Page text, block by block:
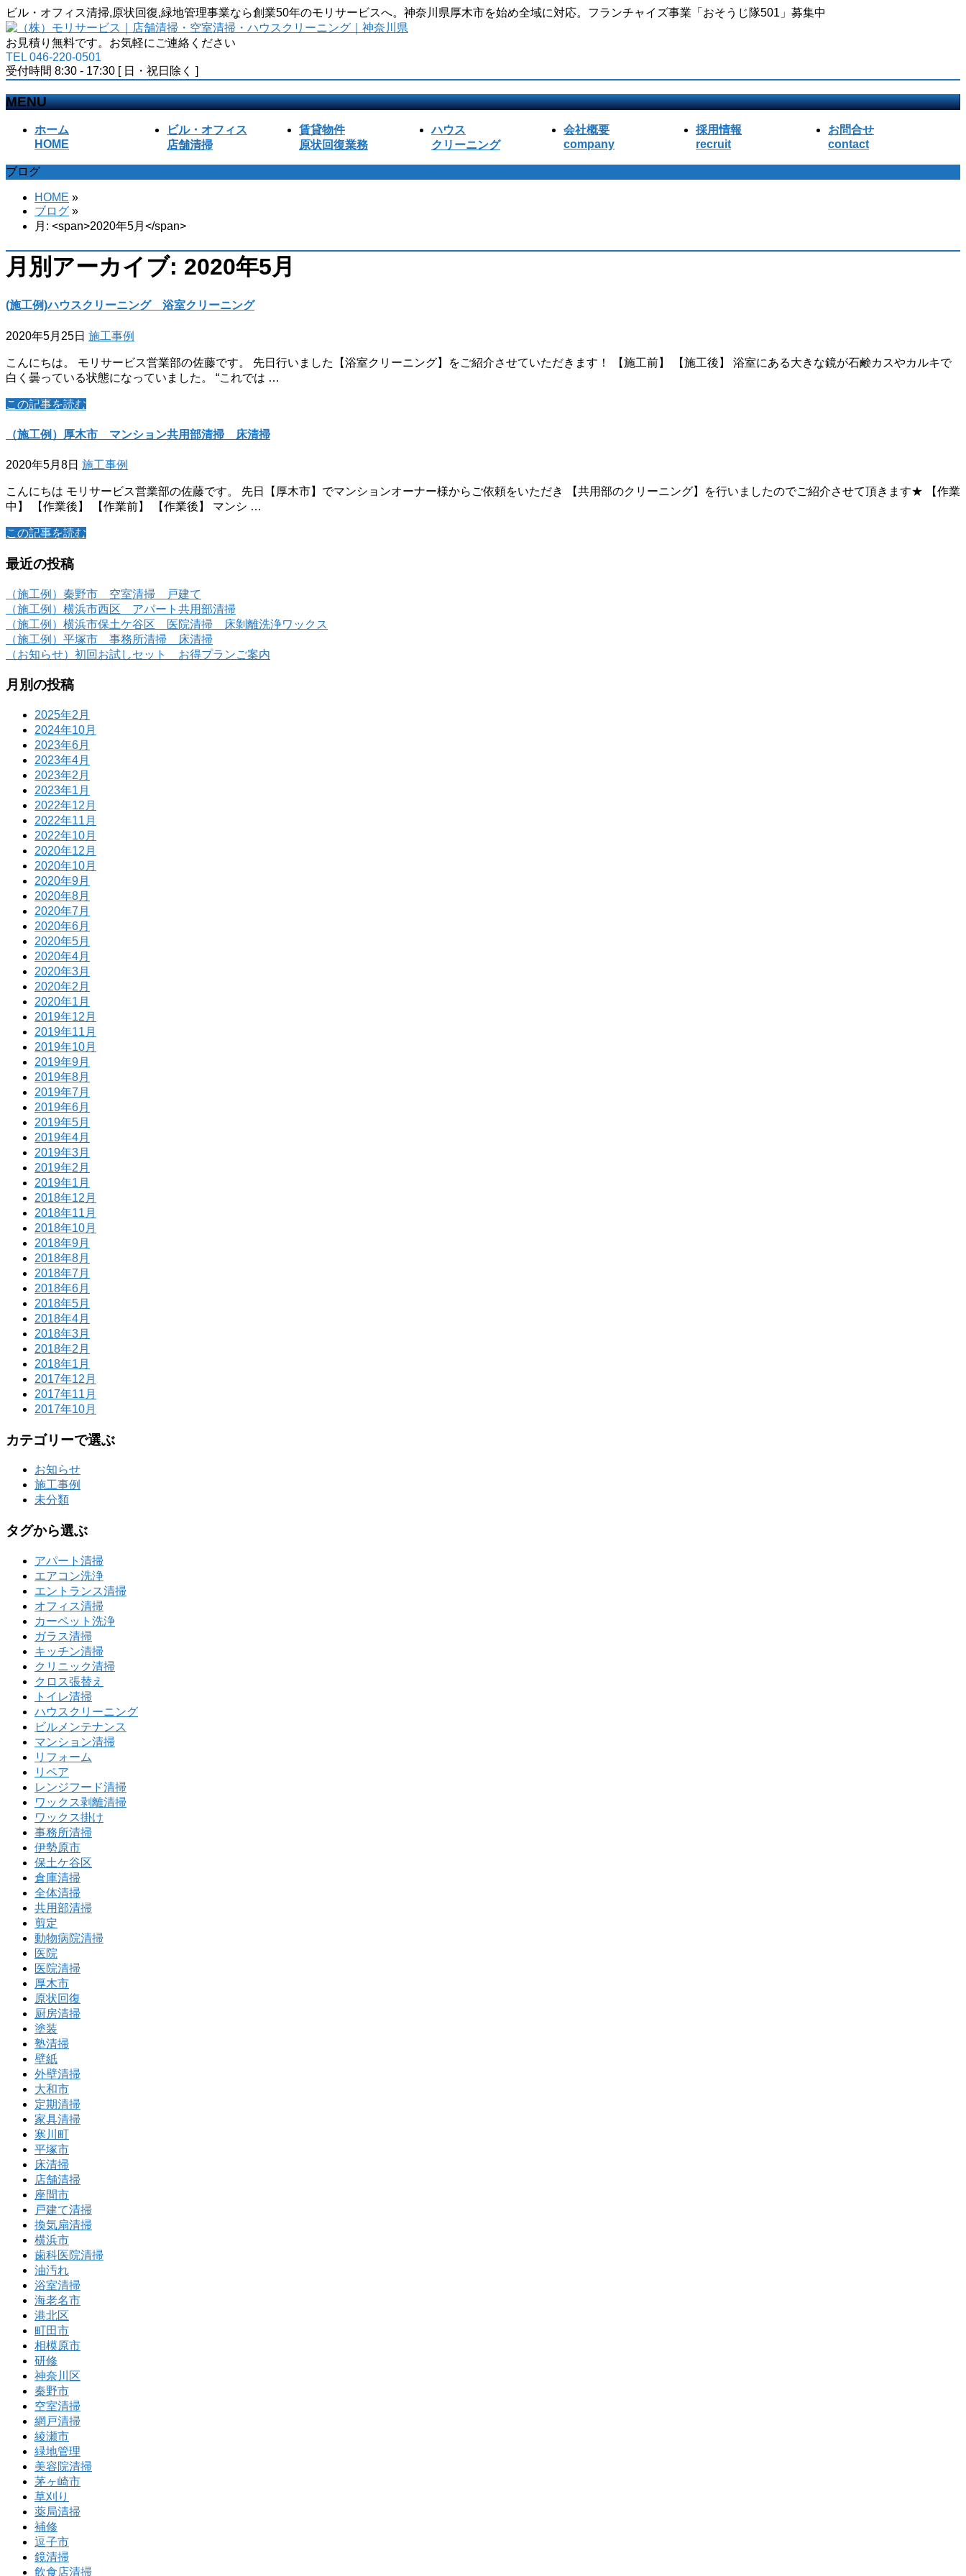
ビル・オフィス清掃,原状回復,緑地管理事業なら創業50年のモリサービスへ。神奈川県厚木市を始め全域に対応。フランチャイズ事業「おそうじ隊501」募集中
お見積り無料です。お気軽にご連絡ください
TEL 046-220-0501
受付時間 8:30 - 17:30 [ 日・祝日除く ]
MENU
ー
ホーム
HOME
ビル・オフィス
店舗清掃
賃貸物件
原状回復業務
ハウス
クリーニング
会社概要
company
採用情報
recruit
お問合せ
contact
ブログ
HOME »
ブログ »
月: <span>2020年5月</span>
月別アーカイブ: 2020年5月
(施工例)ハウスクリーニング 浴室クリーニング
2020年5月25日 施工事例
こんにちは。 モリサービス営業部の佐藤です。 先日行いました【浴室クリーニング】をご紹介させていただきます！ 【施工前】 【施工後】 浴室にある大きな鏡が石鹸カスやカルキで
白く曇っている状態になっていました。 “これでは …
この記事を読む
（施工例）厚木市 マンション共用部清掃 床清掃
2020年5月8日 施工事例
こんにちは モリサービス営業部の佐藤です。 先日【厚木市】でマンションオーナー様からご依頼をいただき 【共用部のクリーニング】を行いましたのでご紹介させて頂きます★ 【作業
中】 【作業後】 【作業前】 【作業後】 マンシ …
この記事を読む
最近の投稿
（施工例）秦野市 空室清掃 戸建て
（施工例）横浜市西区 アパート共用部清掃
（施工例）横浜市保土ケ谷区 医院清掃 床剝離洗浄ワックス
（施工例）平塚市 事務所清掃 床清掃
（お知らせ）初回お試しセット お得プランご案内
月別の投稿
2025年2月
2024年10月
2023年6月
2023年4月
2023年2月
2023年1月
2022年12月
2022年11月
2022年10月
2020年12月
2020年10月
2020年9月
2020年8月
2020年7月
2020年6月
2020年5月
2020年4月
2020年3月
2020年2月
2020年1月
2019年12月
2019年11月
2019年10月
2019年9月
2019年8月
2019年7月
2019年6月
2019年5月
2019年4月
2019年3月
2019年2月
2019年1月
2018年12月
2018年11月
2018年10月
2018年9月
2018年8月
2018年7月
2018年6月
2018年5月
2018年4月
2018年3月
2018年2月
2018年1月
2017年12月
2017年11月
2017年10月
カテゴリーで選ぶ
お知らせ
施工事例
未分類
タグから選ぶ
アパート清掃
エアコン洗浄
エントランス清掃
オフィス清掃
カーペット洗浄
ガラス清掃
キッチン清掃
クリニック清掃
クロス張替え
トイレ清掃
ハウスクリーニング
ビルメンテナンス
マンション清掃
リフォーム
リペア
レンジフード清掃
ワックス剥離清掃
ワックス掛け
事務所清掃
伊勢原市
保土ケ谷区
倉庫清掃
全体清掃
共用部清掃
剪定
動物病院清掃
医院
医院清掃
厚木市
原状回復
厨房清掃
塗装
塾清掃
壁紙
外壁清掃
大和市
定期清掃
家具清掃
寒川町
平塚市
床清掃
店舗清掃
座間市
戸建て清掃
換気扇清掃
横浜市
歯科医院清掃
油汚れ
浴室清掃
海老名市
港北区
町田市
相模原市
研修
神奈川区
秦野市
空室清掃
網戸清掃
綾瀬市
緑地管理
美容院清掃
茅ヶ崎市
草刈り
薬局清掃
補修
逗子市
鏡清掃
飲食店清掃